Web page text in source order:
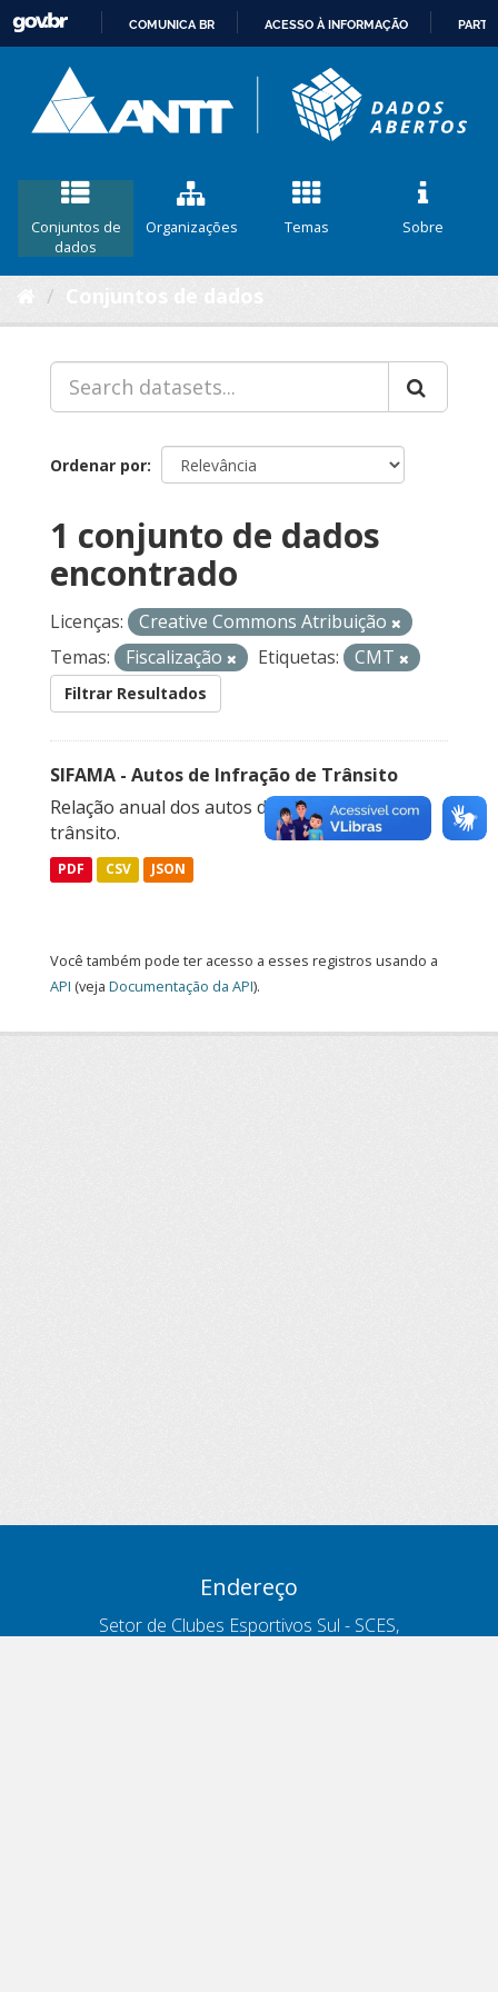
CONTEÚDO
COMUNICA BR ACESSO À INFORMAÇÃO
Conjuntos de
dados
Organizações Temas Sobre
Ordenar por
1 conjunto de dados
encontrado
Licenças:
Creative Commons Atribuição
Temas:
Fiscalização Etiquetas: CMT
Filtrar Resultados
SIFAMA - Autos de Infração de Trânsito
Relação anual dos autos de infração de
trânsito.
PDF CSV JSON
Você também pode ter acesso a esses registros usando a
API (veja Documentação da API).
Endereço
Setor de Clubes Esportivos Sul - SCES,